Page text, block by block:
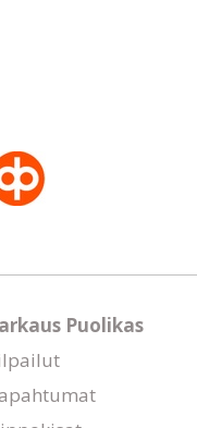
Puolikas